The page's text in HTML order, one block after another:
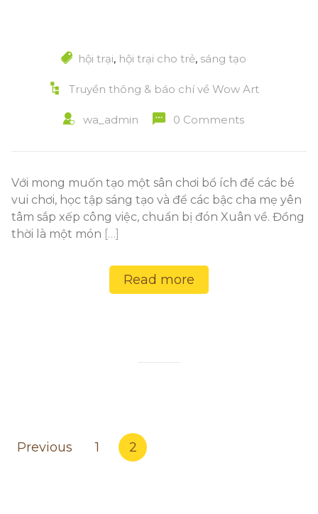
hội trại, hội trại cho trẻ, sáng tạo
Truyền thông & báo chí về Wow Art
wa_admin 0 Comments
Với mong muốn tạo một sân chơi bổ ích để các bé
vui chơi, học tập sáng tạo và để các bậc cha mẹ yên
tâm sắp xếp công việc, chuẩn bị đón Xuân về. Đồng
thời là một món […]
Read more
pagination
Previous 1 2